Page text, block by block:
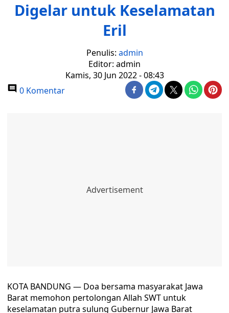
Digelar untuk Keselamatan
Eril
Penulis: admin
Editor: admin
Kamis, 30 Jun 2022 - 08:43
0 Komentar
KOTA BANDUNG — Doa bersama masyarakat Jawa
Barat memohon pertolongan Allah SWT untuk
keselamatan putra sulung Gubernur Jawa Barat